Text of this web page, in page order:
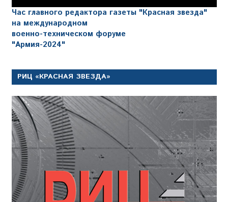
Час главного редактора газеты "Красная звезда"
на международном
военно-техническом форуме
"Армия-2024"
РИЦ «КРАСНАЯ ЗВЕЗДА»